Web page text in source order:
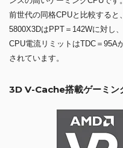
前世代の同格CPUと比較する
5800X3DはPPT＝142Wに対し
CPU電流リミットはTDC＝95A
されています。
3D V-Cache搭載ゲーミン